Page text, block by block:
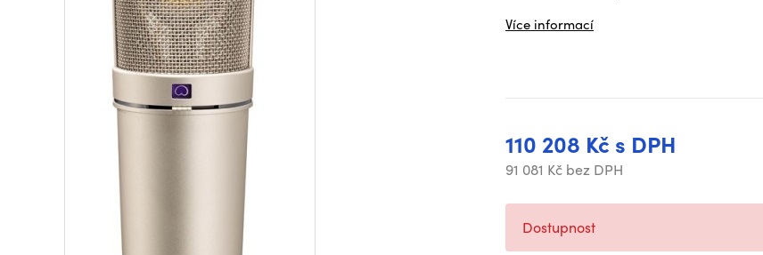
Více informací
110 208 Kč s DPH
91 081 Kč bez DPH
Dostupnost